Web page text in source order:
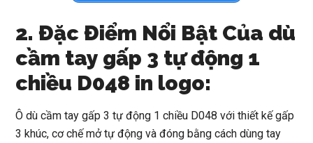
2. Đặc Điểm Nổi Bật Của dù
cầm tay gấp 3 tự động 1
chiều D048 in logo:
Ô dù cầm tay gấp 3 tự động 1 chiều D048với thiết kế gấp
3 khúc, cơ chế mở tự động và đóng bằng cách dùng tay